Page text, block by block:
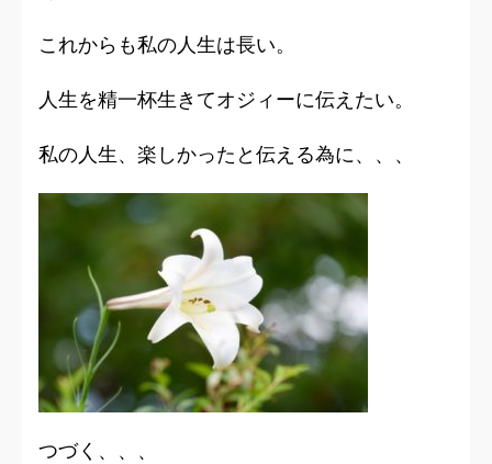
これからも私の人生は長い。
人生を精一杯生きてオジィーに伝えたい。
私の人生、楽しかったと伝える為に、、、
つづく、、、